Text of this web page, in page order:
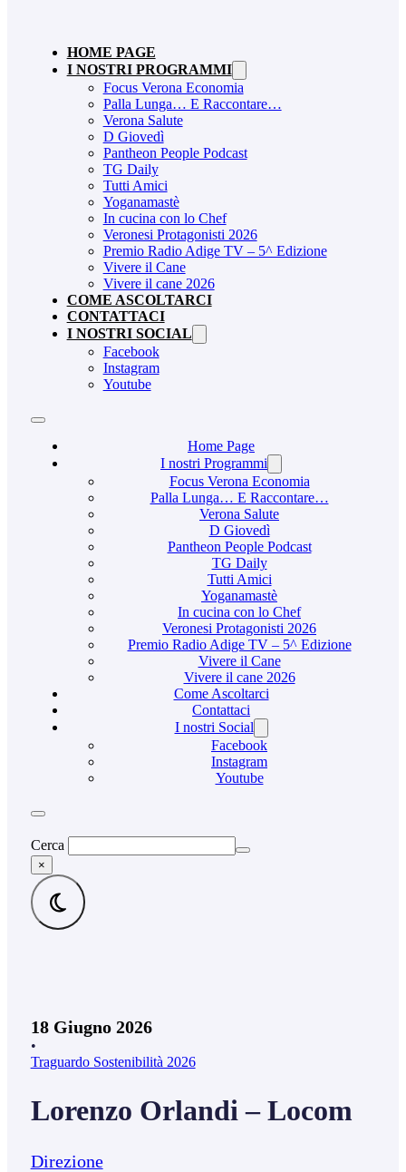
HOME PAGE
I NOSTRI PROGRAMMI
Focus Verona Economia
Palla Lunga… E Raccontare…
Verona Salute
D Giovedì
Pantheon People Podcast
TG Daily
Tutti Amici
Yoganamastè
In cucina con lo Chef
Veronesi Protagonisti 2026
Premio Radio Adige TV – 5^ Edizione
Vivere il Cane
Vivere il cane 2026
COME ASCOLTARCI
CONTATTACI
I NOSTRI SOCIAL
Facebook
Instagram
Youtube
Home Page
I nostri Programmi
Focus Verona Economia
Palla Lunga… E Raccontare…
Verona Salute
D Giovedì
Pantheon People Podcast
TG Daily
Tutti Amici
Yoganamastè
In cucina con lo Chef
Veronesi Protagonisti 2026
Premio Radio Adige TV – 5^ Edizione
Vivere il Cane
Vivere il cane 2026
Come Ascoltarci
Contattaci
I nostri Social
Facebook
Instagram
Youtube
Cerca
×
18 Giugno 2026
•
Traguardo Sostenibilità 2026
Lorenzo Orlandi – Locom
Direzione